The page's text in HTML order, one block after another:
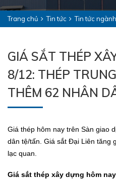
Trang chủ Tin tức Tin tức ngành
GIÁ SẮT THÉP
8/12: THÉP
THÊM 62 NHÂN
Giá thép hôm nay trên Sàn giao
dân tệ/tấn. Giá sắt Đại Liên tăng
lạc quan.
Giá sắt thép xây dựng hôm